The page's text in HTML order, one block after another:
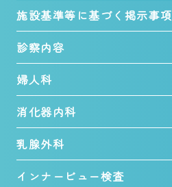
施設基準等に基づく掲示事項
診察内容
婦人科
消化器内科
乳腺外科
インナービュー検査